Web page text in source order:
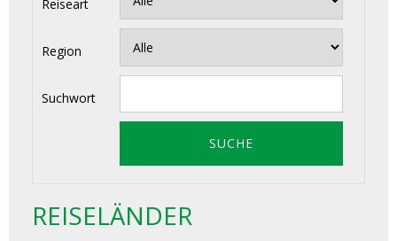
Reiseart
Region
Suchwort
REISELÄNDER